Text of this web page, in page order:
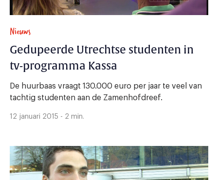
Nieuws
Gedupeerde Utrechtse studenten in
tv-programma Kassa
De huurbaas vraagt 130.000 euro per jaar te veel van
tachtig studenten aan de Zamenhofdreef.
12 januari 2015 - 2 min.